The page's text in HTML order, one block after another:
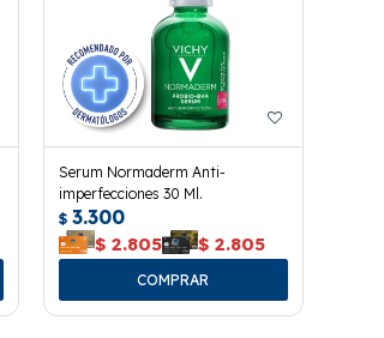
Serum Normaderm Anti-
imperfecciones 30 Ml.
$ 3.300
$ 2.805 $ 2.805